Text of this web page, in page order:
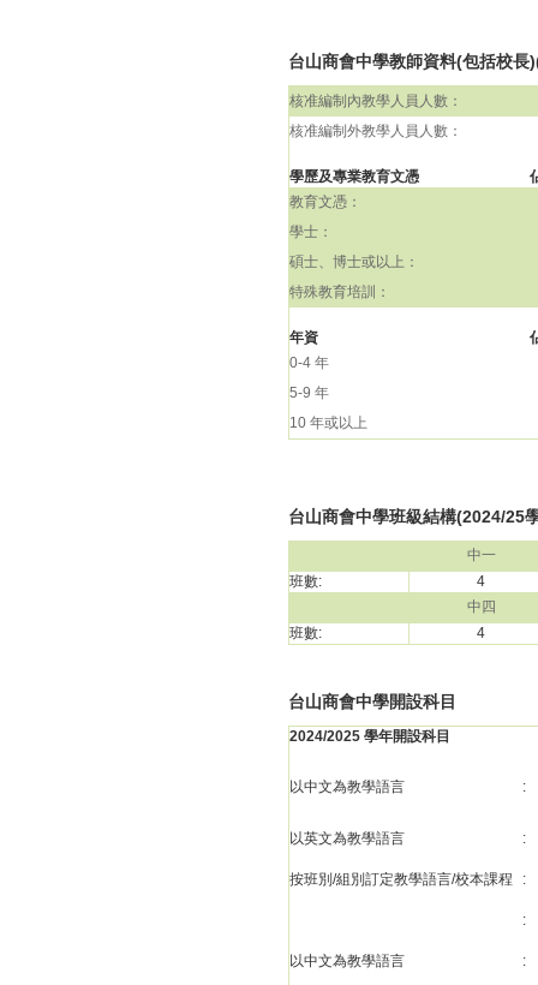
台山商會中學教師資料(包括校長
核准編制內教學人員人數：
核准編制外教學人員人數：
學歷及專業教育文憑
教育文憑：
學士：
碩士、博士或以上：
特殊教育培訓：
年資
0-4 年
5-9 年
10 年或以上
台山商會中學班級結構(2024/25
中一
班數:
4
中四
班數:
4
台山商會中學開設科目
2024/2025 學年開設科目
以中文為教學語言 :
以英文為教學語言 :
按班別/組別訂定教學語言/校本課程 :
:
以中文為教學語言 :